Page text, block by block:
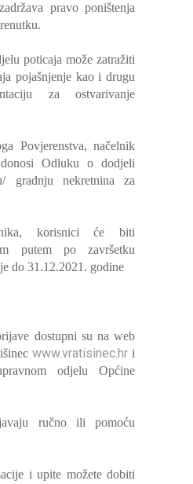
pravo poništenja
poticaja može zatražiti
pojašnjenje kao i drugu
za ostvarivanje
Povjerenstva, načelnik
Odluku o dodjeli
gradnju nekretnina za
korisnici će biti
putem po završetku
do 31.12.2021. godine
dostupni su na web
www.vratisinec.hr i
odjelu Općine
ručno ili pomoću
i upite možete dobiti